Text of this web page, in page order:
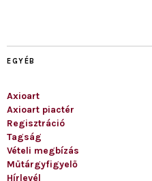
EGYÉB
Axioart
Axioart piactér
Regisztráció
Tagság
Vételi megbízás
Műtárgyfigyelő
Hírlevél